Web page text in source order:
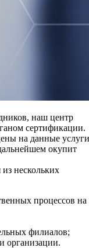
наш центр
сертификации.
на данные
окупит
нескольких
процессов на
филиалов;
организации.